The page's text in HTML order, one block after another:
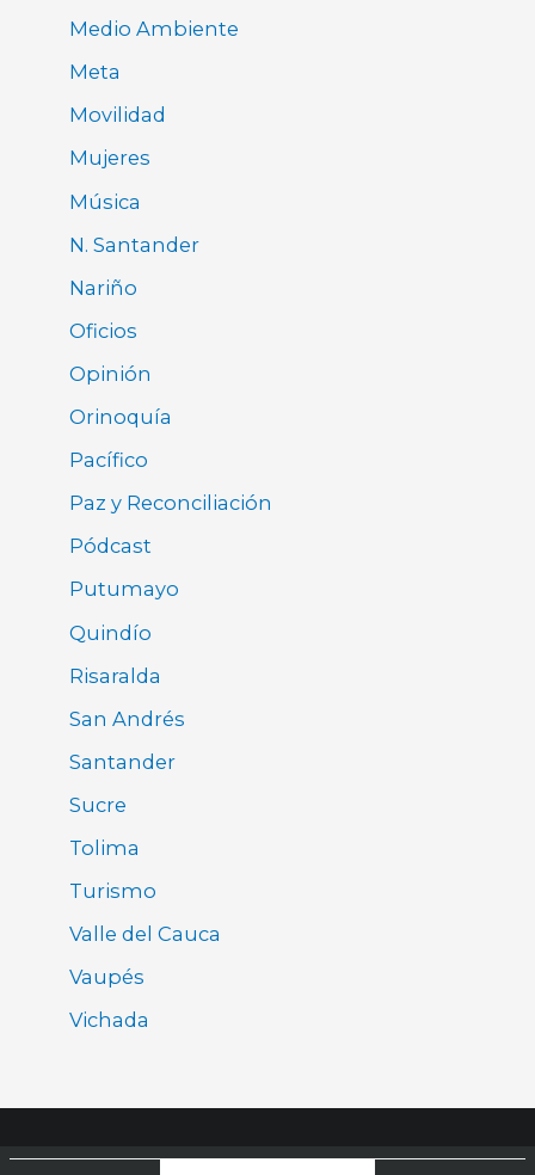
Medio Ambiente
Meta
Movilidad
Mujeres
Música
N. Santander
Nariño
Oficios
Opinión
Orinoquía
Pacífico
Paz y Reconciliación
Pódcast
Putumayo
Quindío
Risaralda
San Andrés
Santander
Sucre
Tolima
Turismo
Valle del Cauca
Vaupés
Vichada